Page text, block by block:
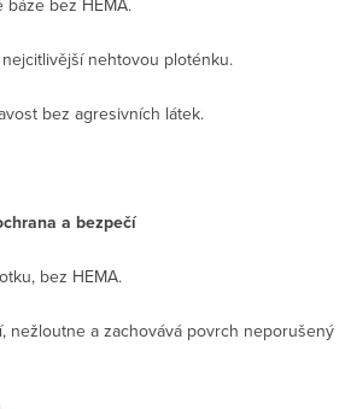
báze bez HEMA.
nehtovou ploténku.
bez agresivních látek.
a bezpečí
bez HEMA.
nežloutne a zachovává povrch neporušený